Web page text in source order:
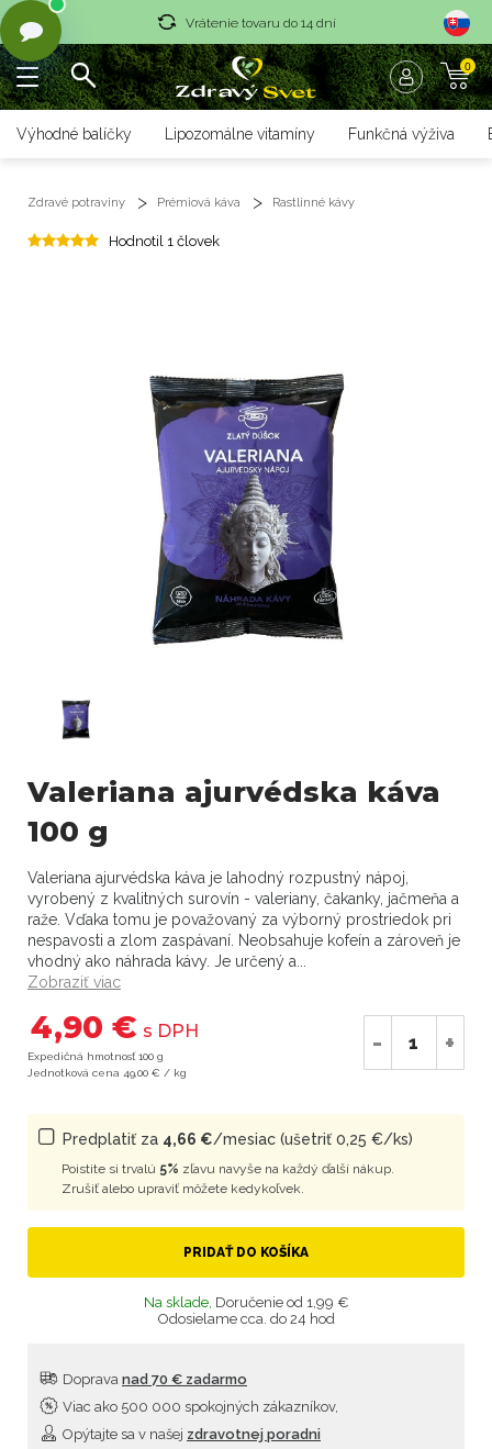
Vrátenie tovaru do 14 dní
Rýchle dodanie <36 hod
Rýchle dodanie <36 hod
0
Výhodné balíčky Lipozomálne vitamíny Funkčná výživa
Zdravé potraviny Prémiová káva Rastlinné kávy
Hodnotil 1 človek
Valeriana ajurvédska káva
100 g
Valeriana ajurvédska káva je lahodný rozpustný nápoj,
vyrobený z kvalitných surovín - valeriany, čakanky, jačmeňa a
raže. Vďaka tomu je považovaný za výborný prostriedok pri
nespavosti a zlom zaspávaní. Neobsahuje kofeín a zároveň je
vhodný ako náhrada kávy. Je určený a...
Zobraziť viac
4,90 € s DPH
Expedičná hmotnosť 100 g
Jednotková cena 49,00 € / kg
- +
Predplatiť za 4,66 €/mesiac (ušetriť 0,25 €/ks)
Poistite si trvalú 5% zľavu navyše na každý ďalší nákup.
Zrušiť alebo upraviť môžete kedykoľvek.
PRIDAŤ DO KOŠÍKA
Na sklade, Doručenie od 1,99 €
Odosielame cca. do 24 hod
Doprava nad 70 € zadarmo
Viac ako 500 000 spokojných zákazníkov,
Opýtajte sa v našej zdravotnej poradni